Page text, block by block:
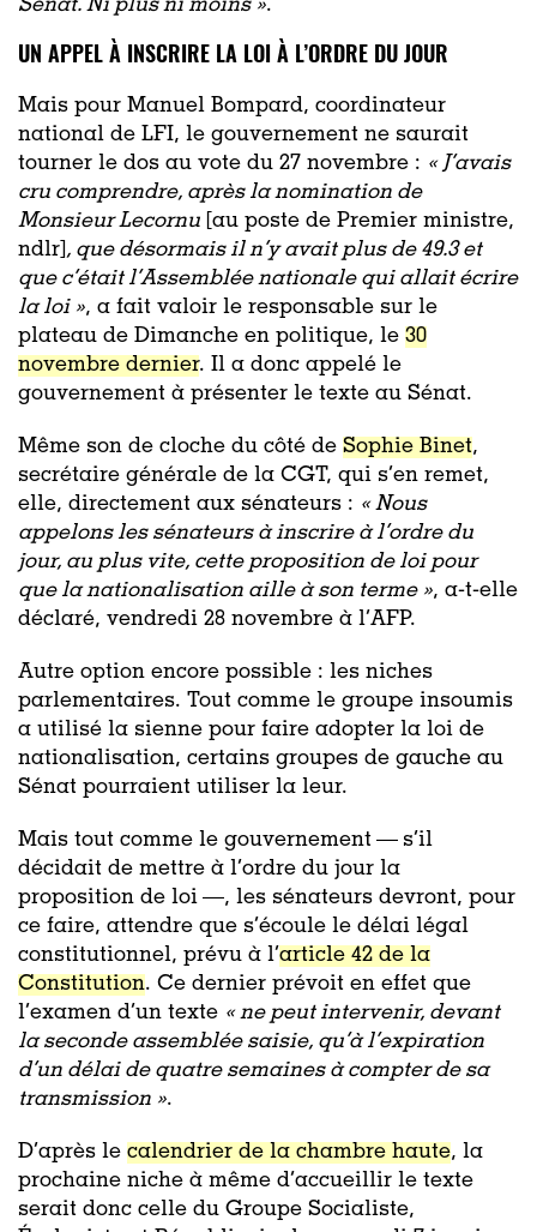
Sénat. Ni plus ni moins ».
UN APPEL À INSCRIRE LA LOI À L’ORDRE DU JOUR
Mais pour Manuel Bompard, coordinateur
national de LFI, le gouvernement ne saurait
tourner le dos au vote du 27 novembre : « J’avais
cru comprendre, après la nomination de
Monsieur Lecornu [au poste de Premier ministre,
ndlr] , que désormais il n’y avait plus de 49.3 et
que c’était l’Assemblée nationale qui allait écrire
la loi », a fait valoir le responsable sur le
plateau de Dimanche en politique, le 30
novembre dernier. Il a donc appelé le
gouvernement à présenter le texte au Sénat.
Même son de cloche du côté de Sophie Binet,
secrétaire générale de la CGT, qui s’en remet,
elle, directement aux sénateurs : « Nous
appelons les sénateurs à inscrire à l’ordre du
jour, au plus vite, cette proposition de loi pour
que la nationalisation aille à son terme », a-t-elle
déclaré, vendredi 28 novembre à l’AFP.
Autre option encore possible : les niches
parlementaires. Tout comme le groupe insoumis
a utilisé la sienne pour faire adopter la loi de
nationalisation, certains groupes de gauche au
Sénat pourraient utiliser la leur.
Mais tout comme le gouvernement — s’il
décidait de mettre à l’ordre du jour la
proposition de loi —, les sénateurs devront, pour
ce faire, attendre que s’écoule le délai légal
constitutionnel, prévu à l’article 42 de la
Constitution. Ce dernier prévoit en effet que
l’examen d’un texte « ne peut intervenir, devant
la seconde assemblée saisie, qu’à l’expiration
d’un délai de quatre semaines à compter de sa
transmission ».
D’après le calendrier de la chambre haute, la
prochaine niche à même d’accueillir le texte
serait donc celle du Groupe Socialiste,